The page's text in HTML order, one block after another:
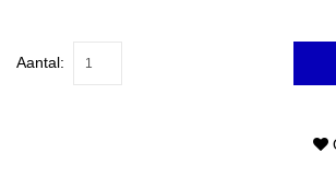
Aantal: